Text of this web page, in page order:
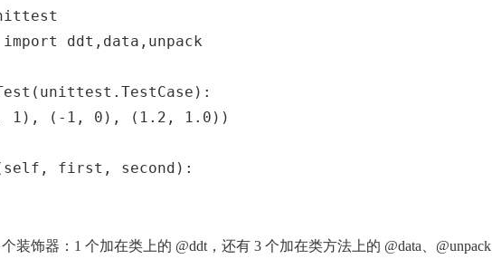
ddt,data,unpack
1), (-1, 0), (1.2, 1.0))
first, second):
装饰器：1 个加在类上的 @ddt，还有 3 个加在类方法上的 @data、@unpack